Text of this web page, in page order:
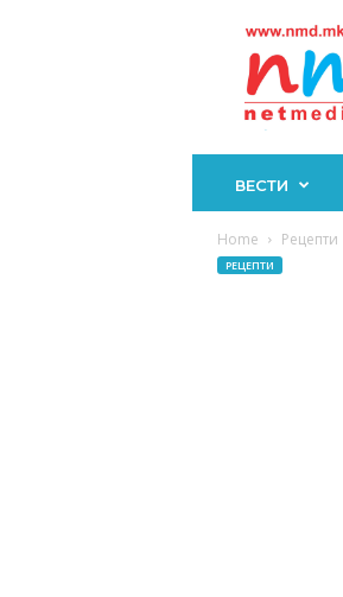
ВЕСТИ
Home Рецепти
РЕЦЕПТИ